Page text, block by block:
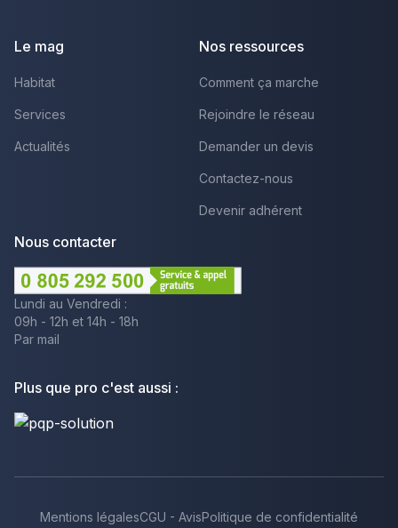
Le mag
Habitat
Services
Actualités
Nos ressources
Comment ça marche
Rejoindre le réseau
Demander un devis
Contactez-nous
Devenir adhérent
Nous contacter
Lundi au Vendredi :
09h - 12h et 14h - 18h
Par mail
Plus que pro c'est aussi :
Mentions légalesCGU - AvisPolitique de confidentialité